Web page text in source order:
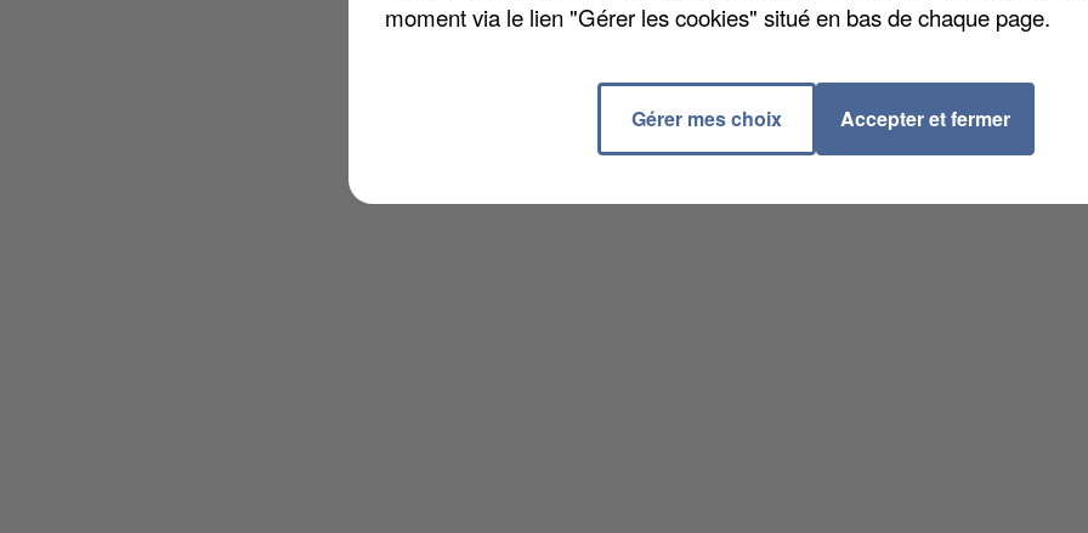
moment via le lien "Gérer les cookies" situé en bas de chaque page.
Gérer mes choix Accepter et fermer